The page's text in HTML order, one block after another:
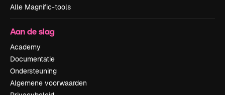
Alle Magnific-tools
Aan de slag
Academy
Documentatie
Ondersteuning
Algemene voorwaarden